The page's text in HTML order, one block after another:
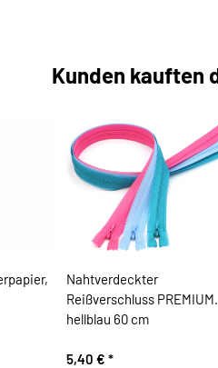
Kunden kauften
Nahtverdeckter
Reißverschluss PREMIUM
hellblau 60 cm
5,40 € *